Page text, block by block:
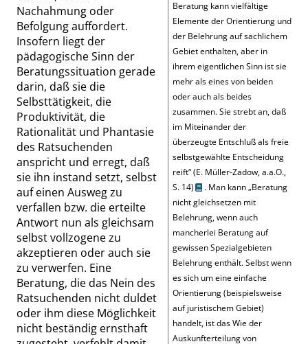
Beratung kann vielfältige
Elemente der Orientierung und
der Belehrung auf sachlichem
Gebiet enthalten, aber in
ihrem eigentlichen Sinn ist sie
mehr als eines von beiden
oder auch als beides
zusammen. Sie strebt an, daß
im Miteinander der
überzeugte Entschluß als freie
selbstgewählte Entscheidung
reift“(E. Müller-Zadow, a.a.O.,
S. 14) . Man kann„Beratung
nicht gleichsetzen mit
Belehrung, wenn auch
mancherlei Beratung auf
gewissen Spezialgebieten
Belehrung enthält. Selbst wenn
es sich um eine einfache
Orientierung (beispielsweise
auf juristischem Gebiet)
handelt, ist das Wie der
Auskunfterteilung von
Nachahmung oder
Befolgung auffordert.
Insofern liegt der
pädagogische Sinn der
Beratungssituation gerade
darin, daß sie die
Selbsttätigkeit, die
Produktivität, die
Rationalität und Phantasie
des Ratsuchenden
anspricht und erregt, daß
sie ihn instand setzt, selbst
auf einen Ausweg zu
verfallen bzw. die erteilte
Antwort nun als gleichsam
selbst vollzogene zu
akzeptieren oder auch sie
zu verwerfen. Eine
Beratung, die das Nein des
Ratsuchenden nicht duldet
oder ihm diese Möglichkeit
nicht beständig ernsthaft